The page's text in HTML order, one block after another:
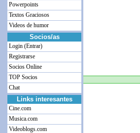
Powerpoints
Textos Graciosos
Videos de humor
Socios/as
Login (Entrar)
Registrarse
Socios Online
TOP Socios
Chat
Links interesantes
Cine.com
Musica.com
Videoblogs.com